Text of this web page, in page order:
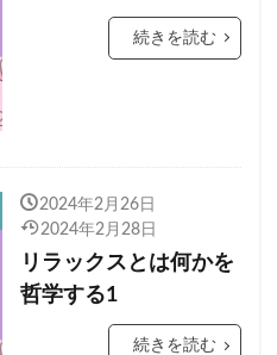
続きを読む
2024年2月26日
2024年2月28日
リラックスとは何かを
哲学する1
続きを読む